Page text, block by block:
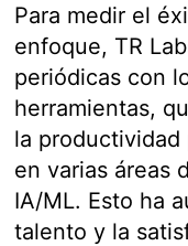
Para medir el
enfoque, TR
periódicas con
herramientas,
la productividad
en varias áreas
IA/ML. Esto ha
talento y la